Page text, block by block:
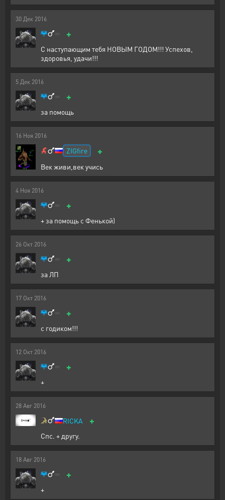
30 Дек 2016
+
С наступающим тебя НОВЫМ ГОДОМ!!! Успехов,
здоровья, удачи!!!
5 Дек 2016
+
за помощь
16 Ноя 2016
ZIGfire +
Век живи,век учись
4 Ноя 2016
+
+ за помощь с Фенькой)
26 Окт 2016
+
за ЛП
17 Окт 2016
+
с годиком!!!
12 Окт 2016
+
+
28 Авг 2016
RICKA +
Спс. + другу.
18 Авг 2016
+
+